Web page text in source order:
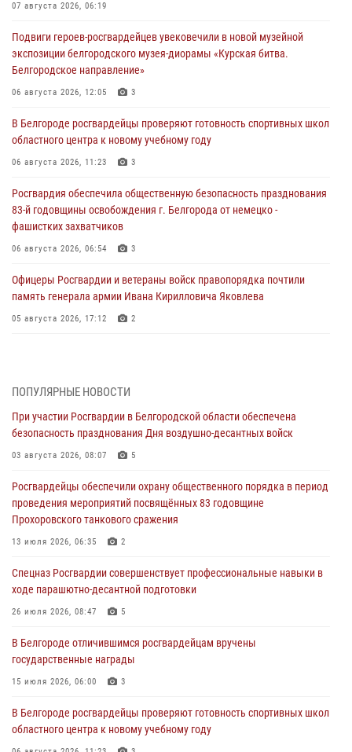
07 августа 2026, 06:19
Подвиги героев‑росгвардейцев увековечили в новой музейной
экспозиции белгородского музея‑диорамы «Курская битва.
Белгородское направление»
06 августа 2026, 12:05 3
В Белгороде росгвардейцы проверяют готовность спортивных школ
областного центра к новому учебному году
06 августа 2026, 11:23 3
Росгвардия обеспечила общественную безопасность празднования
83-й годовщины освобождения г. Белгорода от немецко -
фашистких захватчиков
06 августа 2026, 06:54 3
Офицеры Росгвардии и ветераны войск правопорядка почтили
память генерала армии Ивана Кирилловича Яковлева
05 августа 2026, 17:12 2
Росгвардия призывает белгородских владельцев оружия не
затягивать с перерегистрацией
Росгвардейцы спасли раненого при атаке FPV-дрона ВСУ жителя
белгородского приграничья
04 августа 2026, 10:43
За неделю белгородские росгвардейцы пресекли свыше 130
правонарушений
04 августа 2026, 06:03
Сотрудники Росгвардии задержали подозреваемую в краже
товаров из гипермаркета в Белгороде
03 августа 2026, 13:29
ПОПУЛЯРНЫЕ НОВОСТИ
При участии Росгвардии в Белгородской области обеспечена
безопасность празднования Дня воздушно-десантных войск
03 августа 2026, 08:07 5
Росгвардейцы обеспечили охрану общественного порядка в период
проведения мероприятий посвящённых 83 годовщине
Прохоровского танкового сражения
13 июля 2026, 06:35 2
Спецназ Росгвардии совершенствует профессиональные навыки в
ходе парашютно-десантной подготовки
26 июля 2026, 08:47 5
В Белгороде отличившимся росгвардейцам вручены
государственные награды
15 июля 2026, 06:00 3
В Белгороде росгвардейцы проверяют готовность спортивных школ
областного центра к новому учебному году